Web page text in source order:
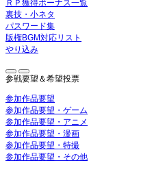
ＲＰ獲得ボーナス一覧
裏技・小ネタ
パスワード集
版権BGM対応リスト
やり込み
参戦要望＆希望投票
参加作品要望
参加作品要望・ゲーム
参加作品要望・アニメ
参加作品要望・漫画
参加作品要望・特撮
参加作品要望・その他